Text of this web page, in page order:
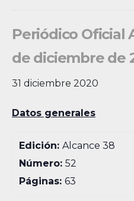
Periódico Oficial
de diciembre de
31 diciembre 2020
Datos generales
Edición:Alcance 38
Número:52
Páginas:63